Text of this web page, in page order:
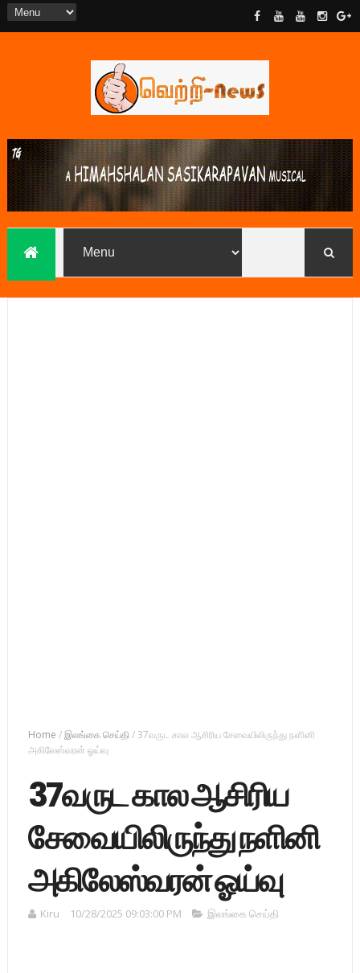
Home /இலங்கை செய்தி /37வருட கால ஆசிரிய சேவையிலிருந்து நளினி
அகிலேஸ்வரன் ஓய்வு
37வருட கால ஆசிரிய
சேவையிலிருந்து நளினி
அகிலேஸ்வரன் ஓய்வு
Kiru 10/28/2025 09:03:00 PM இலங்கை செய்தி